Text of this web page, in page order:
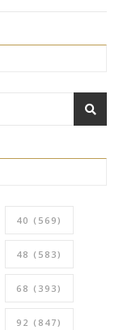
40 (569)
48 (583)
68 (393)
92 (847)